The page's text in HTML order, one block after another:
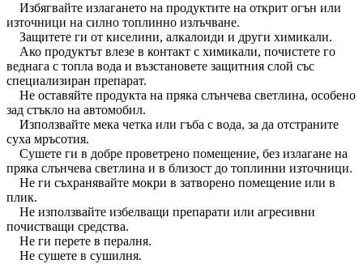
Избягвайте излагането на продуктите на открит огън или
източници на силно топлинно излъчване.
Защитете ги от киселини, алкалоиди и други химикали.
Ако продуктът влезе в контакт с химикали, почистете го
веднага с топла вода и възстановете защитния слой със
специализиран препарат.
Не оставяйте продукта на пряка слънчева светлина, особено
зад стъкло на автомобил.
Използвайте мека четка или гъба с вода, за да отстраните
суха мръсотия.
Сушете ги в добре проветрено помещение, без излагане на
пряка слънчева светлина и в близост до топлинни източници.
Не ги съхранявайте мокри в затворено помещение или в
плик.
Не използвайте избелващи препарати или агресивни
почистващи средства.
Не ги перете в пералня.
Не сушете в сушилня.